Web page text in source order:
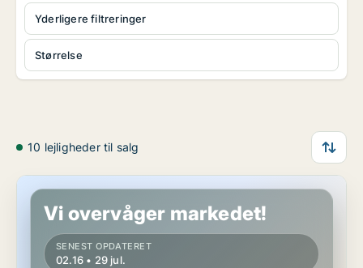
Størrelse
Yderligere filtreringer
10 lejligheder til salg
Lejlighed i Birkerød
Vi overvåger markedet!
SENEST OPDATERET
02.16 • 29 jul.